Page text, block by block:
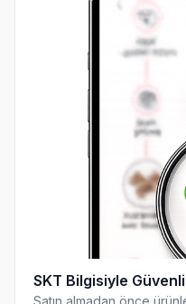
SKT Bilgisiyle
Satın almadan önce